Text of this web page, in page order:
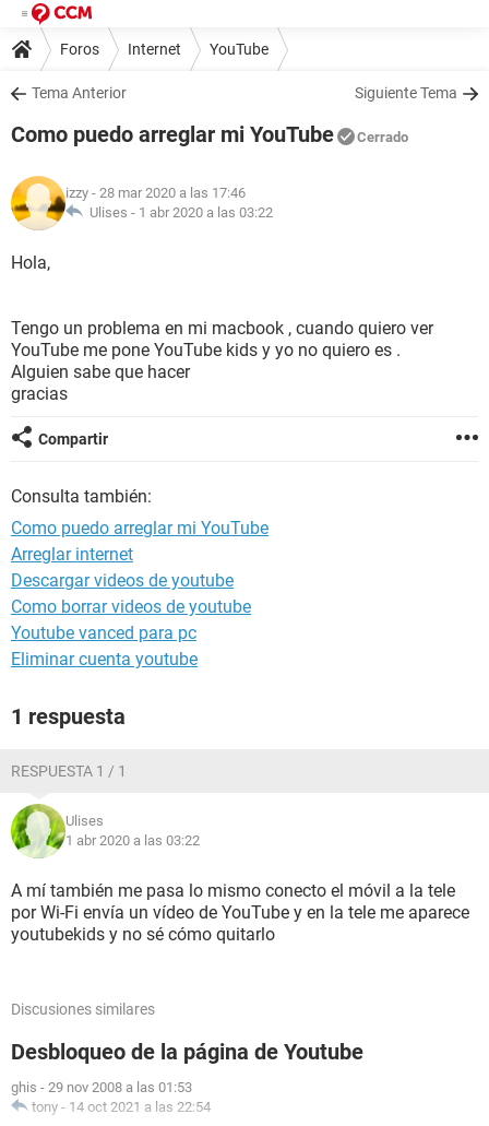
Foros Internet YouTube
Tema Anterior Siguiente Tema
Como puedo arreglar mi YouTube Cerrado
izzy - 28 mar 2020 a las 17:46
Ulises - 1 abr 2020 a las 03:22
Hola,
Tengo un problema en mi macbook , cuando quiero ver
YouTube me pone YouTube kids y yo no quiero es .
Alguien sabe que hacer
gracias
Compartir
Consulta también:
Como puedo arreglar mi YouTube
Arreglar internet
Descargar videos de youtube
Como borrar videos de youtube
Youtube vanced para pc
Eliminar cuenta youtube
1 respuesta
RESPUESTA 1 / 1
Ulises
1 abr 2020 a las 03:22
A mí también me pasa lo mismo conecto el móvil a la tele
por Wi-Fi envía un vídeo de YouTube y en la tele me aparece
youtubekids y no sé cómo quitarlo
Discusiones similares
Desbloqueo de la página de Youtube
ghis - 29 nov 2008 a las 01:53
tony - 14 oct 2021 a las 22:54